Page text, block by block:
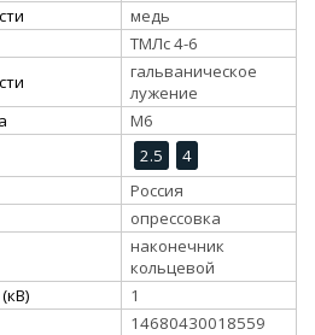
медь
ТМЛс 4-6
гальваническое
лужение
М6
2.5
4
Россия
опрессовка
наконечник
кольцевой
1
14680430018559